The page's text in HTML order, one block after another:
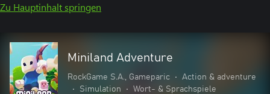
Zu Hauptinhalt springen
Miniland Adventure
RockGame S.A., Gameparic •
Action & adventure
•
Simulation • Wort- & Sprachspiele